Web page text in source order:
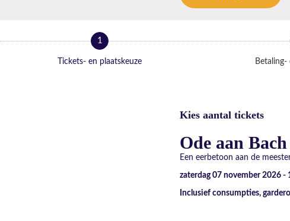
1
Tickets- en plaatskeuze Betaling-
Kies aantal tickets
Ode aan
Een eerbetoon aan de
zaterdag 07 november 2026 -
Inclusief consumpties,